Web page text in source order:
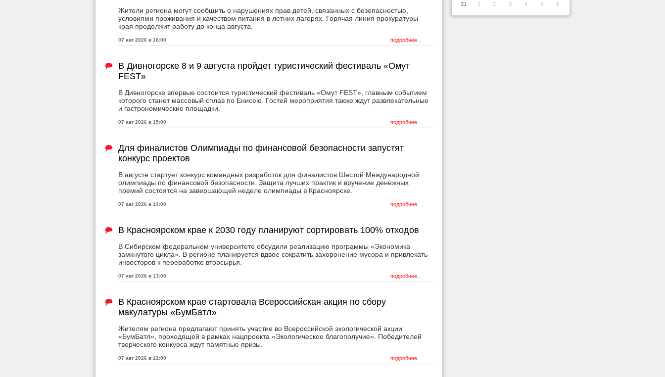
Жители региона могут сообщить о нарушениях прав детей, связанных с безопасностью,
условиями проживания и качеством питания в летних лагерях. Горячая линия прокуратуры
края продолжит работу до конца августа.
07 авг 2026 в 16:00 подробнее...
В Дивногорске 8 и 9 августа пройдет туристический фестиваль «Омут
FEST»
В Дивногорске впервые состоится туристический фестиваль «Омут FEST», главным событием
которого станет массовый сплав по Енисею. Гостей мероприятия также ждут развлекательные
и гастрономические площадки.
07 авг 2026 в 15:00 подробнее...
Для финалистов Олимпиады по финансовой безопасности запустят
конкурс проектов
В августе стартует конкурс командных разработок для финалистов Шестой Международной
олимпиады по финансовой безопасности. Защита лучших практик и вручение денежных
премий состоятся на завершающей неделе олимпиады в Красноярске.
07 авг 2026 в 14:00 подробнее...
В Красноярском крае к 2030 году планируют сортировать 100% отходов
В Сибирском федеральном университете обсудили реализацию программы «Экономика
замкнутого цикла». В регионе планируется вдвое сократить захоронение мусора и привлекать
инвесторов к переработке вторсырья.
07 авг 2026 в 13:00 подробнее...
В Красноярском крае стартовала Всероссийская акция по сбору
макулатуры «БумБатл»
Жителям региона предлагают принять участие во Всероссийской экологической акции
«БумБатл», проходящей в рамках нацпроекта «Экологическое благополучие». Победителей
творческого конкурса ждут памятные призы.
07 авг 2026 в 12:00 подробнее...
31
1 2 3 4 5 6